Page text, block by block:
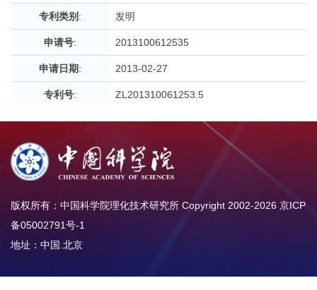
专利类别 : 发明
申请号: 2013100612535
申请日期: 2013-02-27
专利号: ZL201310061253.5
版权所有：中国科学院理化技术研究所 Copyright 2002-2026 京ICP
备05002791号-1
地址：中国.北京